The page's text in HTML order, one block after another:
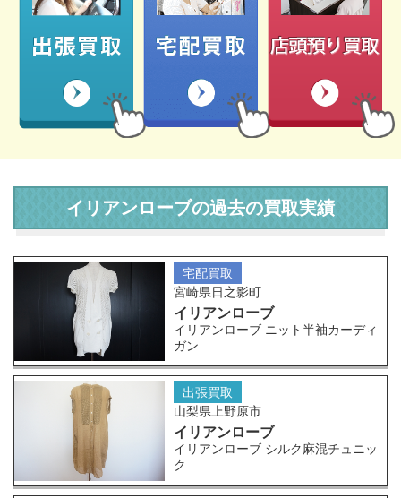
イリアンローブの過去の買取実績
宅配買取
宮崎県日之影町
イリアンローブ
イリアンローブ ニット半袖カーディ
ガン
出張買取
山梨県上野原市
イリアンローブ
イリアンローブ シルク麻混チュニッ
ク